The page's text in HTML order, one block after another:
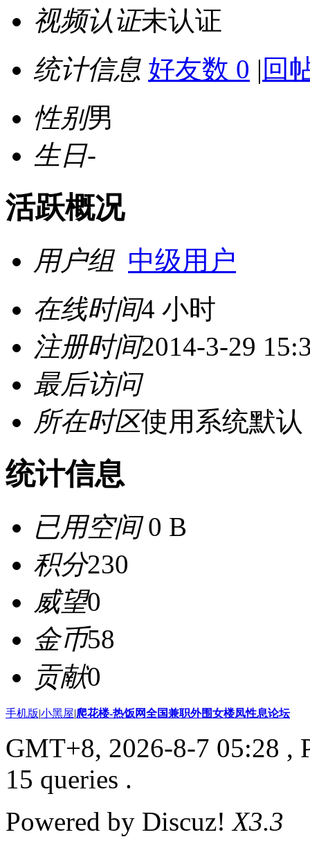
视频认证未认证
统计信息 好友数 0 | 回
性别男
生日-
活跃概况
用户组 中级用户
在线时间4 小时
注册时间2014-3-29
最后访问
所在时区使用系统默认
统计信息
已用空间0 B
积分230
威望0
金币58
贡献0
手机版|小黑屋|爬花楼-热饭网全国兼职外围女楼凤性息论坛
GMT+8, 2026-8-7 05:28 ,
15 queries .
Powered by Discuz!X3.3